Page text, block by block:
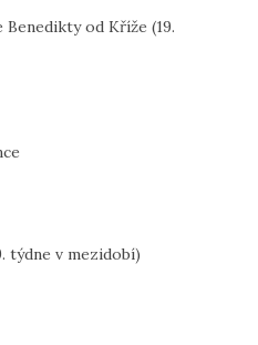
od Kříže (19.
týdne v mezidobí)